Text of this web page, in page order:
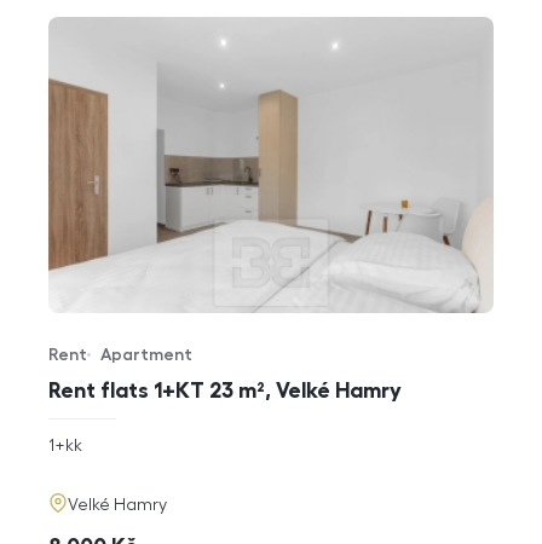
Rent flats 1+KT 23 m², Velké Hamry
Offer type
Rent
Property type
Apartment
rozměry
1+kk
adresa
Velké Hamry